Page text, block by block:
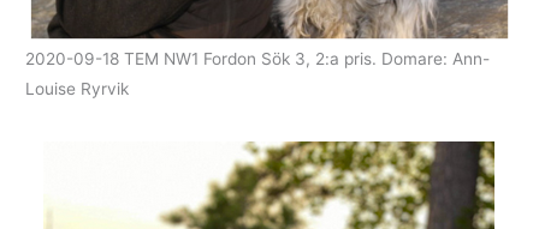
2020-09-18 TEM NW1 Fordon Sök 3, 2:a pris. Domare: Ann-
Louise Ryrvik